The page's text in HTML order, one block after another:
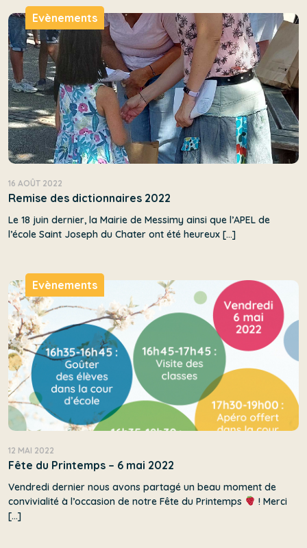
Evènements
16 AOÛT 2022
Remise des dictionnaires 2022
Le 18 juin dernier, la Mairie de Messimy ainsi que l’APEL de
l’école Saint Joseph du Chater ont été heureux […]
Evènements
12 MAI 2022
Fête du Printemps – 6 mai 2022
Vendredi dernier nous avons partagé un beau moment de
convivialité à l’occasion de notre Fête du Printemps
! Merci
[…]